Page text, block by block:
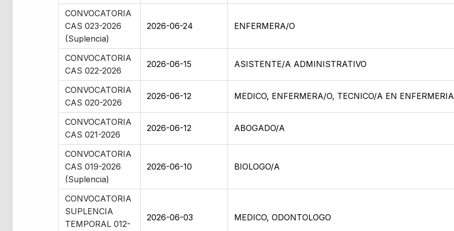
CONVOCATORIA
CAS 023-2026
(Suplencia)
2026-06-24 ENFERMERA/O
CONVOCATORIA
CAS 022-2026
2026-06-15 ASISTENTE/A ADMINISTRATIVO
CONVOCATORIA
CAS 020-2026
2026-06-12 MEDICO, ENFERMERA/O, TECNICO/A EN ENFERMERIA
CONVOCATORIA
CAS 021-2026
2026-06-12 ABOGADO/A
CONVOCATORIA
CAS 019-2026
(Suplencia)
2026-06-10 BIOLOGO/A
CONVOCATORIA
SUPLENCIA
TEMPORAL 012-
2026-06-03 MEDICO, ODONTOLOGO